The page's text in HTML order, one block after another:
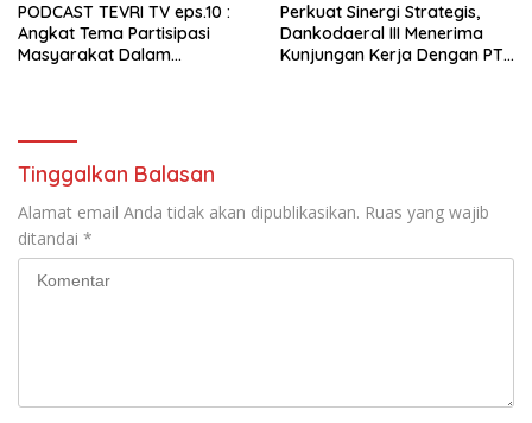
PODCAST TEVRI TV eps.10 :
Angkat Tema Partisipasi
Masyarakat Dalam
Perkuat Sinergi Strategis,
Dankodaeral III Menerima
Kunjungan Kerja Dengan PT
Tinggalkan Balasan
Alamat email Anda tidak akan dipublikasikan. Ruas yang wajib
ditandai *